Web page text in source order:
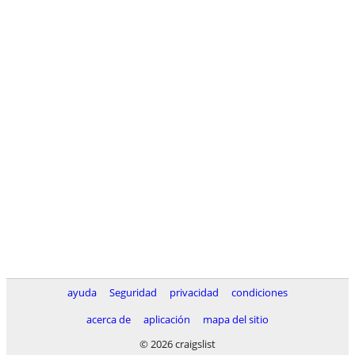
ayuda Seguridad privacidad
condiciones
acerca de
aplicación
mapa del sitio
© 2026 craigslist